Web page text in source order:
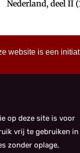
Nederland, deel II
website is een
op deze site is voor
vrij te gebruiken in
zonder oplage,